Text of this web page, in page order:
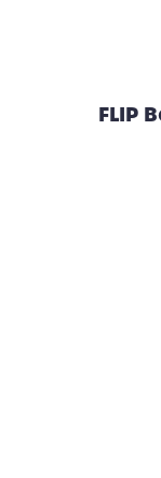
FLIP